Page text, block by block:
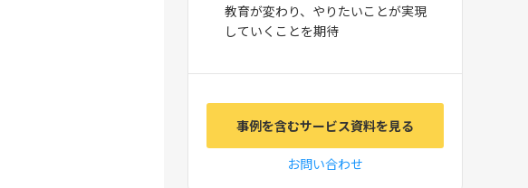
教育が変わり、やりたいことが実現
していくことを期待
事例を含むサービス資料を見る
お問い合わせ